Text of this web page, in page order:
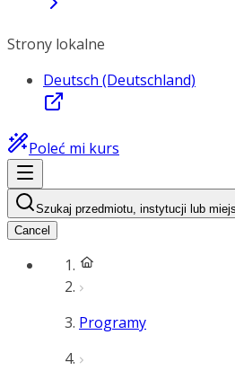
Strony lokalne
Deutsch (Deutschland)
Poleć mi kurs
Szukaj przedmiotu, instytucji lub
Cancel
Programy